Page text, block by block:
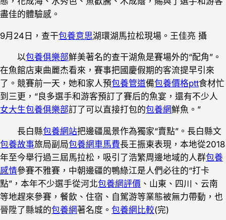
盡佳的體驗感。
9月24日，查干包養意思湖環湖馬拉松現場。王佳亮 攝
以包養俱樂部鮮美著名的查干湖魚是賽場外的“配角”。
在魚館店東曲麗杰看來，賽事把國慶假期的客流提早引來
了。競賽前一天，她和家人預包養管道備包養價格ptt食材忙
到三更，“良多選手和游客預訂了賽后的魚宴，還有不少人
女大生包養俱樂部訂了可以直接打包的包養網鮮魚。”
長白縣包養網站把邊疆風景作為獨家“賣點”。長白縣文
包養故事旅局副局包養網車馬費長王振東表現，本地從2018
年至今舉行過三屆馬拉松，吸引了浩繁周邊地域的人群包養
感情參賽不雅賽，中朝邊疆的鴨綠江是人們必往的“打卡
點”，本年不少選手從河北包養網評價 、山東、四川、云南
等地趕來參賽，餐飲、住宿、自駕游等業態被無力帶動，也
晉陞了縣城的包養網著名度。 包養網比較(完)